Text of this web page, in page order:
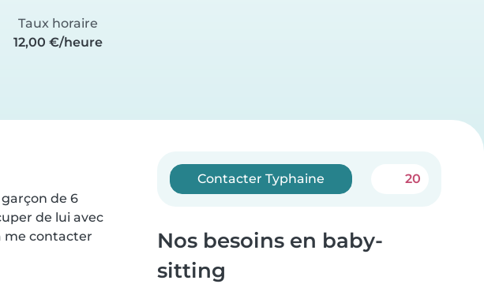
Taux horaire
12,00 €/heure
de 6
de lui avec
me contacter
Contacter Typhaine 20
Nos besoins en baby-
sitting